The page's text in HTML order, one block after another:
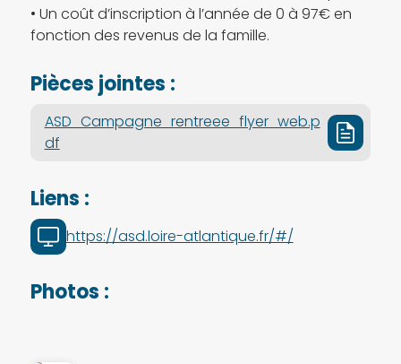
• Un coût d’inscription à l’année de 0 à 97€ en
fonction des revenus de la famille.
Pièces jointes :
ASD_Campagne_rentreee_flyer_web.p
df
Liens :
https://asd.loire-atlantique.fr/#/
Photos :